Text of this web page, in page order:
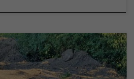
је, опремљено и пуштено у
извориштима у пет насељених места: